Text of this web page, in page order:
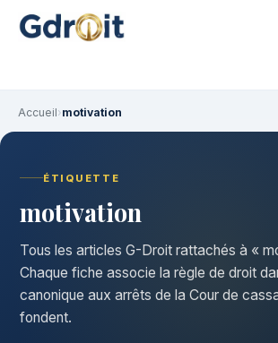
Accueil›motivation
ÉTIQUETTE
motivation
Tous les articles G-Droit rattachés à «
Chaque fiche associe la règle de droit
canonique aux arrêts de la Cour de
fondent.